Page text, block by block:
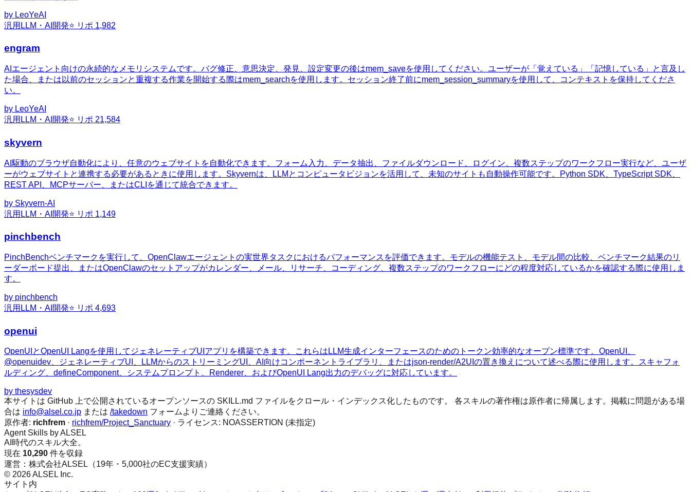
by LeoYeAI
汎用 LLM・AI開発⭐ リポ 1,982
engram
AIエージェント向けの永続的なメモリシステムです。バグ修正、意思決定、発見、設定変更の後はmem_saveを使用してください。ユーザーが「覚えている」「記憶している」と言及し
た場合、または以前のセッションと重複する作業を開始する際はmem_searchを使用します。セッション終了前にmem_session_summaryを使用して、コンテキストを保持してくださ
い。
by LeoYeAI
汎用 LLM・AI開発⭐ リポ 21,584
skyvern
AI駆動のブラウザ自動化により、任意のウェブサイトを自動化できます。フォーム入力、データ抽出、ファイルダウンロード、ログイン、複数ステップのワークフロー実行など、ユーザ
ーがウェブサイトと連携する必要があるときに使用します。Skyvernは、LLMとコンピュータビジョンを活用して、未知のサイトも自動操作可能です。Python SDK、TypeScript SDK、
REST API、MCPサーバー、またはCLIを通じて統合できます。
by Skyvern-AI
汎用 LLM・AI開発⭐ リポ 1,149
pinchbench
PinchBenchベンチマークを実行して、OpenClawエージェントの実世界タスクにおけるパフォーマンスを評価できます。モデルの機能テスト、モデル間の比較、ベンチマーク結果のリ
ーダーボード提出、またはOpenClawのセットアップがカレンダー、メール、リサーチ、コーディング、複数ステップのワークフローにどの程度対応しているかを確認する際に使用しま
す。
by pinchbench
汎用 LLM・AI開発⭐ リポ 4,693
openui
OpenUIとOpenUI Langを使用してジェネレーティブUIアプリを構築できます。これらはLLM生成インターフェースのためのトークン効率的なオープン標準です。OpenUI、
@openuidev、ジェネレーティブUI、LLMからのストリーミングUI、AI向けコンポーネントライブラリ、またはjson-render/A2UIの置き換えについて述べる際に使用します。スキャフォ
ルディング、defineComponent、システムプロンプト、Renderer、およびOpenUI Lang出力のデバッグに対応しています。
by thesysdev
本サイトは GitHub 上で公開されているオープンソースの SKILL.md ファイルをクロール・インデックス化したものです。 各スキルの著作権は原作者に帰属します。掲載に問題がある場
合は info@alsel.co.jp または /takedown フォームよりご連絡ください。
原作者: richfrem · richfrem/Project_Sanctuary · ライセンス: NOASSERTION (未指定)
Agent Skills by ALSEL
AI時代のスキル大全。
現在 10,290 件を収録
運営：株式会社ALSEL（19年・5,000社のEC支援実績）
© 2026 ALSEL Inc.
サイト内